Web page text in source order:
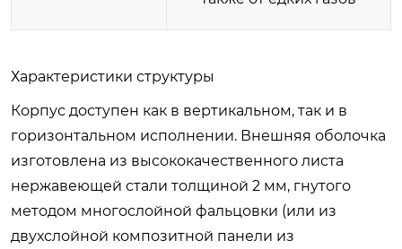
Характеристики структуры
Корпус доступен как в вертикальном, так и в
горизонтальном исполнении. Внешняя оболочка
изготовлена ​​из высококачественного листа
нержавеющей стали толщиной 2 мм, гнутого
методом многослойной фальцовки (или из
двухслойной композитной панели из